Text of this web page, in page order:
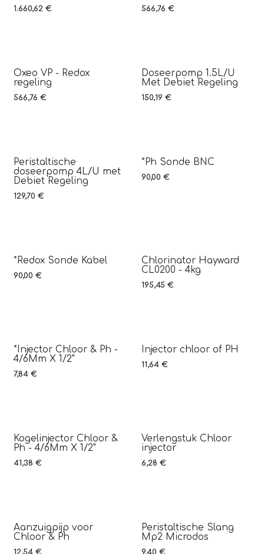
1.660,62 € 566,76 €
Oxeo VP - Redox
regeling
566,76 €
Doseerpomp 1.5L/U
Met Debiet Regeling
150,19 €
Peristaltische
doseerpomp 4L/U met
Debiet Regeling
129,70 €
*Ph Sonde BNC
90,00 €
*Redox Sonde Kabel
90,00 €
Chlorinator Hayward
CL0200 - 4kg
195,45€
*Injector Chloor & Ph -
4/6Mm X 1/2"
7,84 €
Injector chloor of PH
11,64€
Kogelinjector Chloor &
Ph - 4/6Mm X 1/2"
41,38 €
Verlengstuk Chloor
injector
6,28 €
Aanzuigpijp voor
Chloor & Ph
12,54 €
Peristaltische Slang
Mp2 Microdos
9,40 €